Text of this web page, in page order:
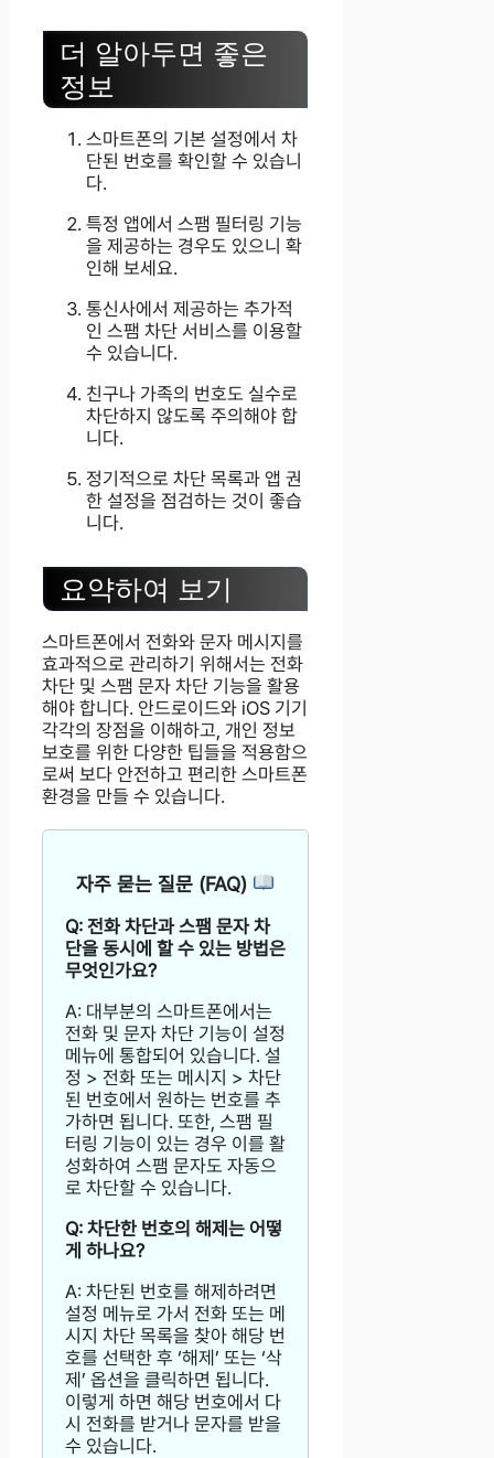
더 알아두면 좋은
정보
스마트폰의 기본 설정에서 차
단된 번호를 확인할 수 있습니
다.
특정 앱에서 스팸 필터링 기능
을 제공하는 경우도 있으니 확
인해 보세요.
통신사에서 제공하는 추가적
인 스팸 차단 서비스를 이용할
수 있습니다.
친구나 가족의 번호도 실수로
차단하지 않도록 주의해야 합
니다.
정기적으로 차단 목록과 앱 권
한 설정을 점검하는 것이 좋습
니다.
요약하여 보기
스마트폰에서 전화와 문자 메시지를
효과적으로 관리하기 위해서는 전화
차단 및 스팸 문자 차단 기능을 활용
해야 합니다. 안드로이드와 iOS 기기
각각의 장점을 이해하고, 개인 정보
보호를 위한 다양한 팁들을 적용함으
로써 보다 안전하고 편리한 스마트폰
환경을 만들 수 있습니다.
자주 묻는 질문 (FAQ)
Q: 전화 차단과 스팸 문자 차
단을 동시에 할 수 있는 방법은
무엇인가요?
A: 대부분의 스마트폰에서는
전화 및 문자 차단 기능이 설정
메뉴에 통합되어 있습니다. 설
정 > 전화 또는 메시지 > 차단
된 번호에서 원하는 번호를 추
가하면 됩니다. 또한, 스팸 필
터링 기능이 있는 경우 이를 활
성화하여 스팸 문자도 자동으
로 차단할 수 있습니다.
Q: 차단한 번호의 해제는 어떻
게 하나요?
A: 차단된 번호를 해제하려면
설정 메뉴로 가서 전화 또는 메
시지 차단 목록을 찾아 해당 번
호를 선택한 후 ‘해제’ 또는 ‘삭
제’ 옵션을 클릭하면 됩니다.
이렇게 하면 해당 번호에서 다
시 전화를 받거나 문자를 받을
수 있습니다.